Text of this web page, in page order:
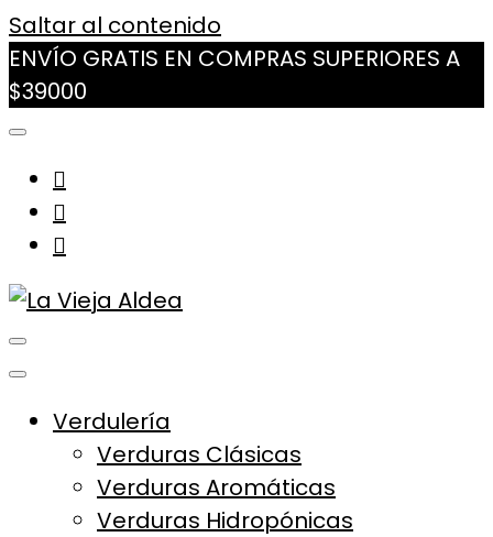
Saltar al contenido
ENVÍO GRATIS EN COMPRAS SUPERIORES A
$39000
Verdulería
Verduras Clásicas
Verduras Aromáticas
Verduras Hidropónicas